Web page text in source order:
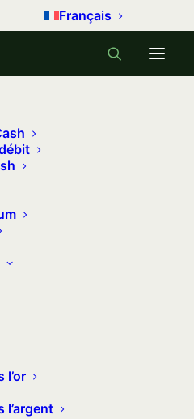
Français
l’or
l’argent
dans l’or ?
l'or à partir de 1
précieux depuis
le stockage d’or
Veracash, vous
jetons, ou des fractions
en Suisse. Vos
à votre compte en